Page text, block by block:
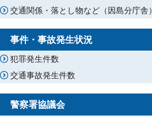
交通関係・落とし物など（因島分庁舎）
事件・事故発生状況
犯罪発生件数
交通事故発生件数
警察署協議会